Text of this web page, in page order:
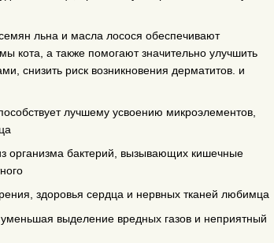
льна и масла лосося обеспечивают
кота, а также помогают значительно улучшить
снизить риск возникновения дерматитов. и
лучшему усвоению микроэлементов,
организма бактерий, вызывающих кишечные
здоровья сердца и нервных тканей любимца
выделение вредных газов и неприятный